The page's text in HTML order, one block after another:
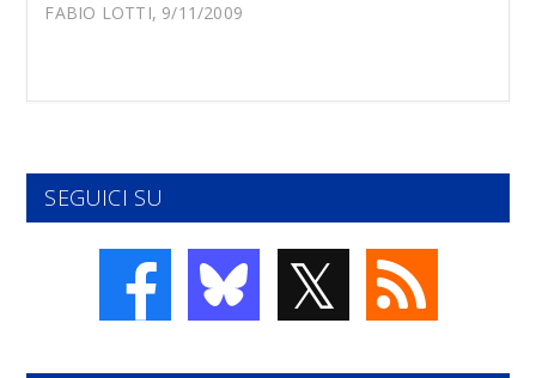
FABIO LOTTI, 9/11/2009
SEGUICI SU
𝕏